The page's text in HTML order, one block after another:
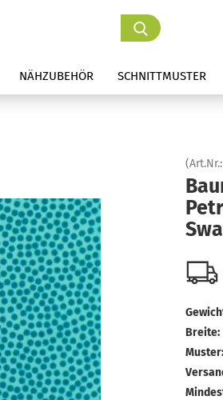
NÄHZUBEHÖR SCHNITTMUSTER
(Art.Nr.:
Breite:
Muster: